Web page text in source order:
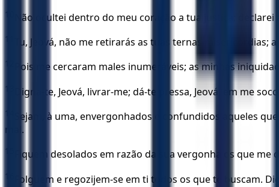
10 Não ocultei dentro do meu coração a tua justiça;
11 Tu, Jeová, não me retirarás as tuas ternas
12 Pois me cercaram males inumeráveis; as minhas
13 Digna-te, Jeová, livrar-me; dá-te pressa, Jeová, em me
14
Sejam, à uma, envergonhados e confundidos aqueles
mal.
15 Fiquem desolados em razão da sua vergonha os que me
16 Folguem e regozijem-se em ti todos os que te buscam.